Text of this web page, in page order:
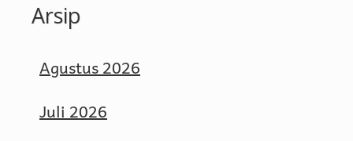
Arsip
Agustus 2026
Juli 2026